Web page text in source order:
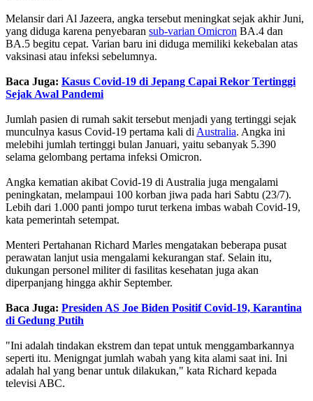
Melansir dari Al Jazeera, angka tersebut meningkat sejak akhir Juni,
yang diduga karena penyebaran sub-varian Omicron BA.4 dan
BA.5 begitu cepat. Varian baru ini diduga memiliki kekebalan atas
vaksinasi atau infeksi sebelumnya.
Baca Juga: Kasus Covid-19 di Jepang Capai Rekor Tertinggi
Sejak Awal Pandemi
Jumlah pasien di rumah sakit tersebut menjadi yang tertinggi sejak
munculnya kasus Covid-19 pertama kali di Australia. Angka ini
melebihi jumlah tertinggi bulan Januari, yaitu sebanyak 5.390
selama gelombang pertama infeksi Omicron.
Angka kematian akibat Covid-19 di Australia juga mengalami
peningkatan, melampaui 100 korban jiwa pada hari Sabtu (23/7).
Lebih dari 1.000 panti jompo turut terkena imbas wabah Covid-19,
kata pemerintah setempat.
Menteri Pertahanan Richard Marles mengatakan beberapa pusat
perawatan lanjut usia mengalami kekurangan staf. Selain itu,
dukungan personel militer di fasilitas kesehatan juga akan
diperpanjang hingga akhir September.
Baca Juga: Presiden AS Joe Biden Positif Covid-19, Karantina
di Gedung Putih
"Ini adalah tindakan ekstrem dan tepat untuk menggambarkannya
seperti itu. Menigngat jumlah wabah yang kita alami saat ini. Ini
adalah hal yang benar untuk dilakukan," kata Richard kepada
televisi ABC.